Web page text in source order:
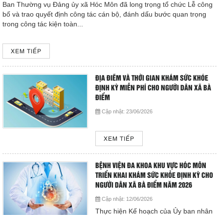
Ban Thường vụ Đảng ủy xã Hóc Môn đã long trọng tổ chức Lễ công
bố và trao quyết định công tác cán bộ, đánh dấu bước quan trọng
trong công tác kiện toàn...
XEM TIẾP
ĐỊA ĐIỂM VÀ THỜI GIAN KHÁM SỨC KHỎE
ĐỊNH KỲ MIỄN PHÍ CHO NGƯỜI DÂN XÃ BÀ
ĐIỂM
Cập nhật: 23/06/2026
XEM TIẾP
BỆNH VIỆN ĐA KHOA KHU VỰC HÓC MÔN
TRIỂN KHAI KHÁM SỨC KHỎE ĐỊNH KỲ CHO
NGƯỜI DÂN XÃ BÀ ĐIỂM NĂM 2026
Cập nhật: 12/06/2026
Thực hiện Kế hoạch của Ủy ban nhân